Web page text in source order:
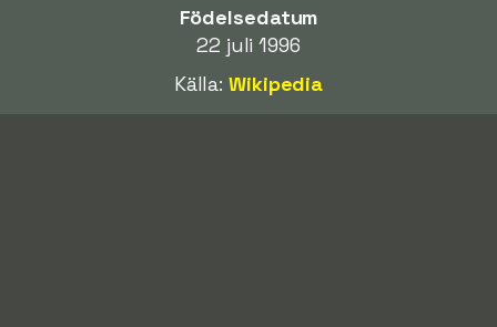
Födelsedatum
22 juli 1996
Källa:Wikipedia